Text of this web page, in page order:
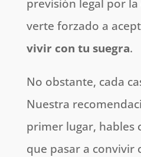
previsión legal por
verte forzado a
vivir con tu suegra.
No obstante, cada
Nuestra
primer lugar, hables
que pasar a convivir